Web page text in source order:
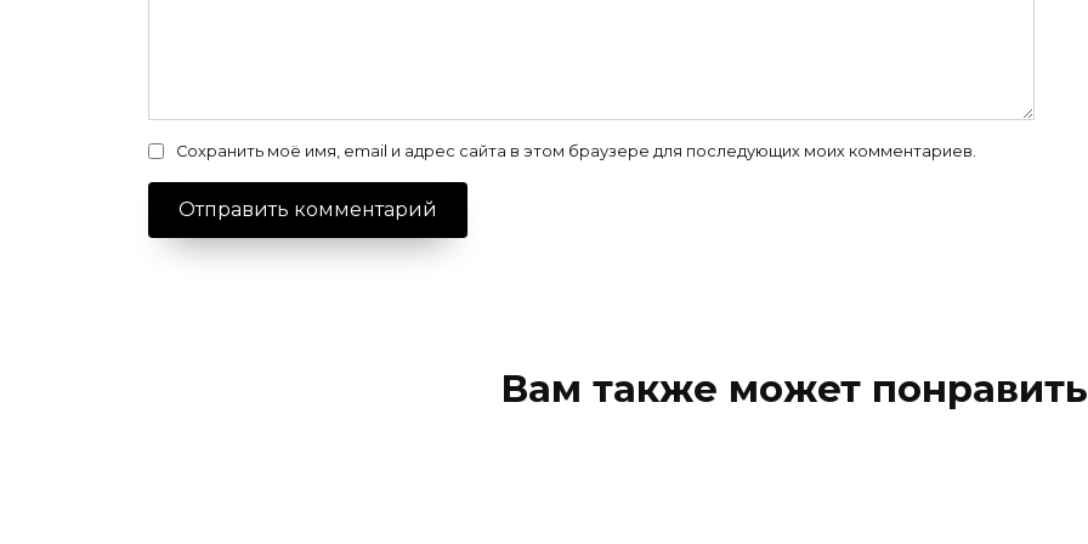
Сохранить моё имя, email и адрес сайта в этом браузере для последующих моих комментариев.
Вам также может